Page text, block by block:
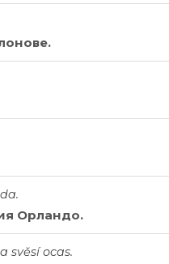
Орландо.
svěsí ocas.